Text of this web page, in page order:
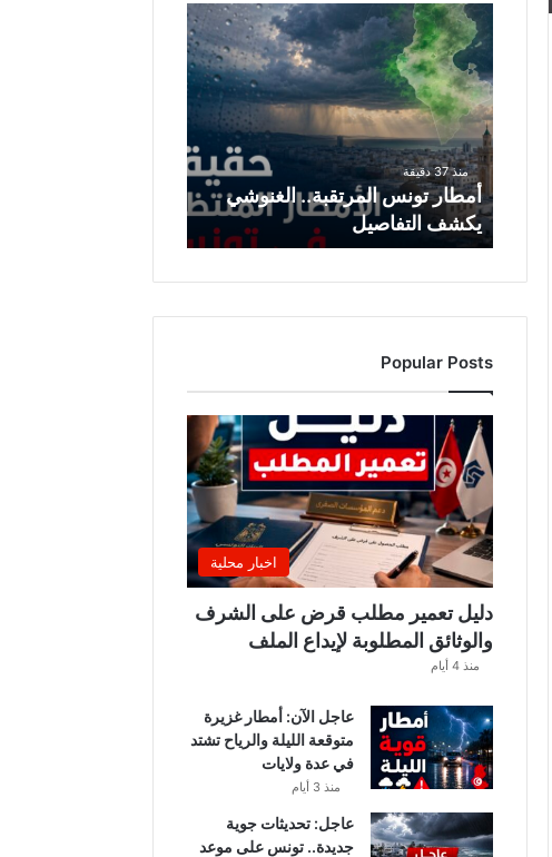
م
ا
ر
ت
و
س
ا
ل
ت
ب
ة
.
ا
ل
غ
ن
و
ش
ي
ك
ا
ل
ت
ف
ا
ص
منذ 37 دقيقة
أمطار تونس المرتقبة.. الغنوشي
يكشف التفاصيل
Popular Posts
اخبار محلية
دليل تعمير مطلب قرض على الشرف
والوثائق المطلوبة لإيداع الملف
منذ 4 أيام
عاجل الآن: أمطار غزيرة
متوقعة الليلة والرياح تشتد
في عدة ولايات
منذ 3 أيام
عاجل: تحديثات جوية
جديدة.. تونس على موعد